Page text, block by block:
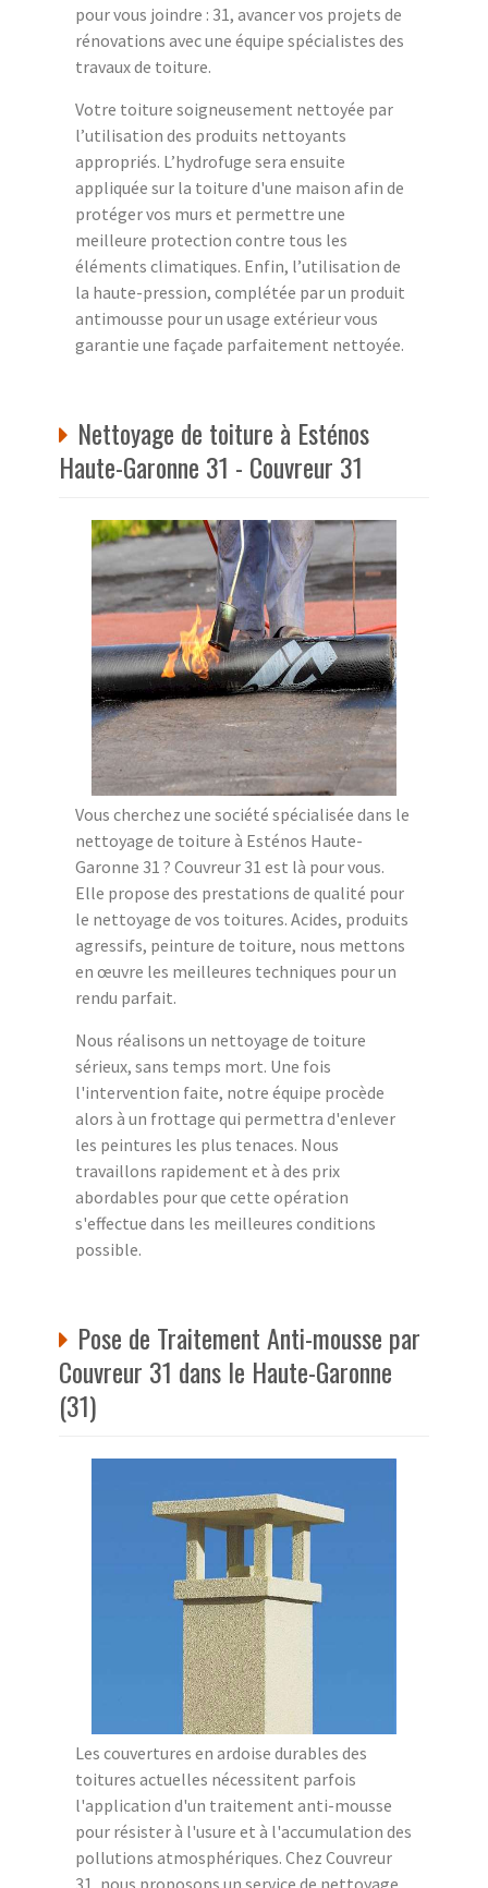
pour vous joindre : 31, avancer vos projets de
rénovations avec une équipe spécialistes des
travaux de toiture.
Votre toiture soigneusement nettoyée par
l’utilisation des produits nettoyants
appropriés. L’hydrofuge sera ensuite
appliquée sur la toiture d'une maison afin de
protéger vos murs et permettre une
meilleure protection contre tous les
éléments climatiques. Enfin, l’utilisation de
la haute-pression, complétée par un produit
antimousse pour un usage extérieur vous
garantie une façade parfaitement nettoyée.
Nettoyage de toiture à Esténos
Haute-Garonne 31 - Couvreur 31
Vous cherchez une société spécialisée dans le
nettoyage de toiture à Esténos Haute-
Garonne 31 ? Couvreur 31 est là pour vous.
Elle propose des prestations de qualité pour
le nettoyage de vos toitures. Acides, produits
agressifs, peinture de toiture, nous mettons
en œuvre les meilleures techniques pour un
rendu parfait.
Nous réalisons un nettoyage de toiture
sérieux, sans temps mort. Une fois
l'intervention faite, notre équipe procède
alors à un frottage qui permettra d'enlever
les peintures les plus tenaces. Nous
travaillons rapidement et à des prix
abordables pour que cette opération
s'effectue dans les meilleures conditions
possible.
Pose de Traitement Anti-mousse par
Couvreur 31 dans le Haute-Garonne
(31)
Les couvertures en ardoise durables des
toitures actuelles nécessitent parfois
l'application d'un traitement anti-mousse
pour résister à l'usure et à l'accumulation des
pollutions atmosphériques. Chez Couvreur
31, nous proposons un service de nettoyage